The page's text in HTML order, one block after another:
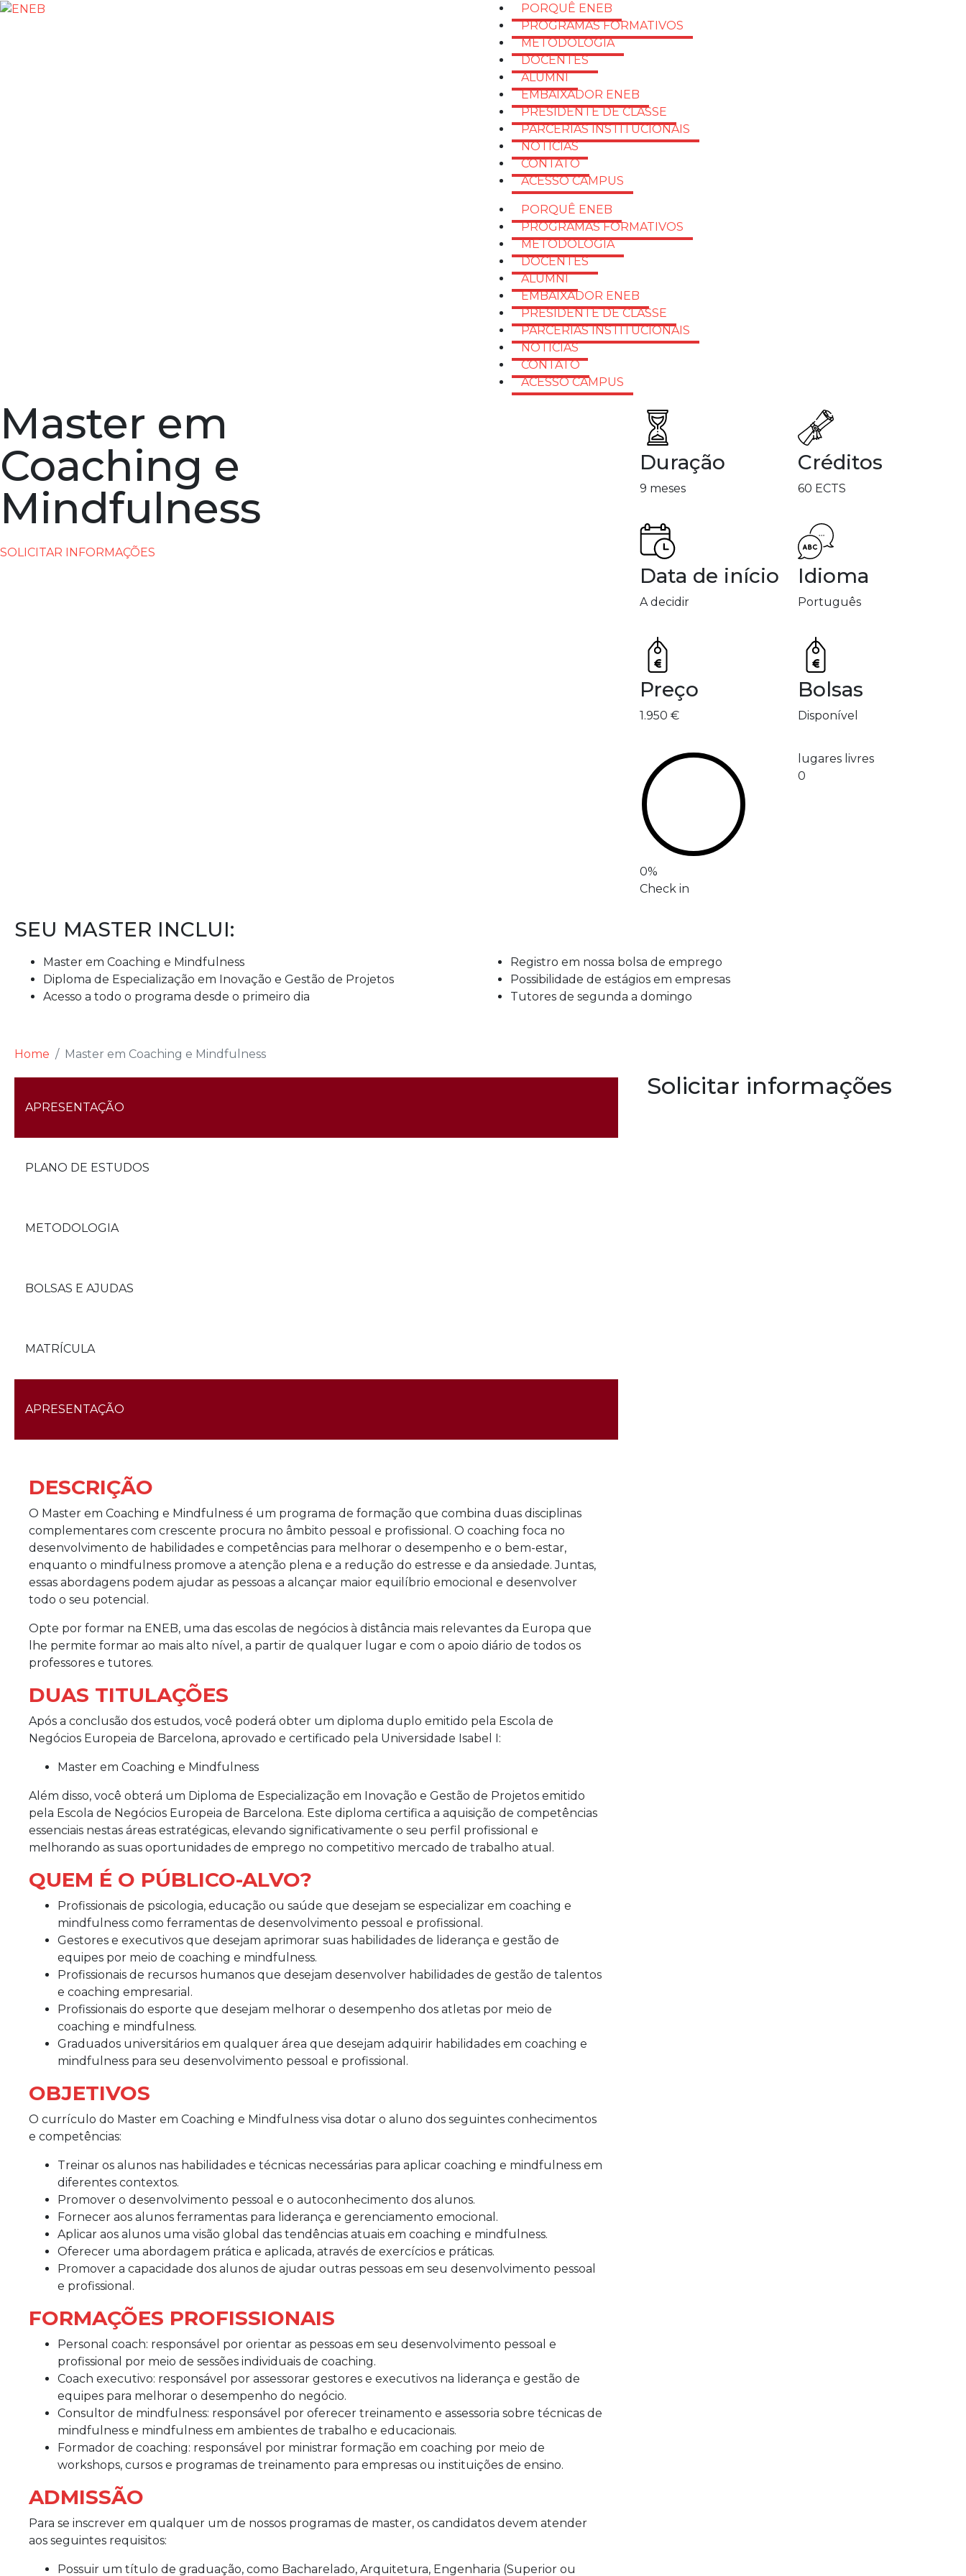
PORQUÊ ENEB
PROGRAMAS FORMATIVOS
METODOLOGIA
DOCENTES
ALUMNI
EMBAIXADOR ENEB
PRESIDENTE DE CLASSE
PARCERIAS INSTITUCIONAIS
NOTÍCIAS
CONTATO
ACESSO CAMPUS
PORQUÊ ENEB
PROGRAMAS FORMATIVOS
METODOLOGIA
DOCENTES
ALUMNI
EMBAIXADOR ENEB
PRESIDENTE DE CLASSE
PARCERIAS INSTITUCIONAIS
NOTÍCIAS
CONTATO
ACESSO CAMPUS
Master em
Coaching e
Mindfulness
SOLICITAR INFORMAÇÕES
Duração
9 meses
Créditos
60 ECTS
Data de início
A decidir
Idioma
Português
Preço
1.950 €
Bolsas
Disponível
0%
Check in
lugares livres
0
SEU MASTER INCLUI:
Master em Coaching e Mindfulness
Diploma de Especialização em Inovação e Gestão de Projetos
Acesso a todo o programa desde o primeiro dia
Registro em nossa bolsa de emprego
Possibilidade de estágios em empresas
Tutores de segunda a domingo
Home Master em Coaching e Mindfulness
APRESENTAÇÃO
PLANO DE ESTUDOS
METODOLOGIA
BOLSAS E AJUDAS
MATRÍCULA
APRESENTAÇÃO
DESCRIÇÃO
O Master em Coaching e Mindfulness é um programa de formação que combina duas disciplinas
complementares com crescente procura no âmbito pessoal e profissional. O coaching foca no
desenvolvimento de habilidades e competências para melhorar o desempenho e o bem-estar,
enquanto o mindfulness promove a atenção plena e a redução do estresse e da ansiedade. Juntas,
essas abordagens podem ajudar as pessoas a alcançar maior equilíbrio emocional e desenvolver
todo o seu potencial.
Opte por formar na ENEB, uma das escolas de negócios à distância mais relevantes da Europa que
lhe permite formar ao mais alto nível, a partir de qualquer lugar e com o apoio diário de todos os
professores e tutores.
DUAS TITULAÇÕES
Após a conclusão dos estudos, você poderá obter um diploma duplo emitido pela Escola de
Negócios Europeia de Barcelona, ​​​​aprovado e certificado pela Universidade Isabel I:
Master em Coaching e Mindfulness
Além disso, você obterá um Diploma de Especialização em Inovação e Gestão de Projetos emitido
pela Escola de Negócios Europeia de Barcelona. Este diploma certifica a aquisição de competências
essenciais nestas áreas estratégicas, elevando significativamente o seu perfil profissional e
melhorando as suas oportunidades de emprego no competitivo mercado de trabalho atual.
QUEM É O PÚBLICO-ALVO?
Profissionais de psicologia, educação ou saúde que desejam se especializar em coaching e
mindfulness como ferramentas de desenvolvimento pessoal e profissional.
Gestores e executivos que desejam aprimorar suas habilidades de liderança e gestão de
equipes por meio de coaching e mindfulness.
Profissionais de recursos humanos que desejam desenvolver habilidades de gestão de talentos
e coaching empresarial.
Profissionais do esporte que desejam melhorar o desempenho dos atletas por meio de
coaching e mindfulness.
Graduados universitários em qualquer área que desejam adquirir habilidades em coaching e
mindfulness para seu desenvolvimento pessoal e profissional.
OBJETIVOS
O currículo do Master em Coaching e Mindfulness visa dotar o aluno dos seguintes conhecimentos
e competências:
Treinar os alunos nas habilidades e técnicas necessárias para aplicar coaching e mindfulness em
diferentes contextos.
Promover o desenvolvimento pessoal e o autoconhecimento dos alunos.
Fornecer aos alunos ferramentas para liderança e gerenciamento emocional.
Aplicar aos alunos uma visão global das tendências atuais em coaching e mindfulness.
Oferecer uma abordagem prática e aplicada, através de exercícios e práticas.
Promover a capacidade dos alunos de ajudar outras pessoas em seu desenvolvimento pessoal
e profissional.
FORMAÇÕES PROFISSIONAIS
Personal coach: responsável por orientar as pessoas em seu desenvolvimento pessoal e
profissional por meio de sessões individuais de coaching.
Coach executivo: responsável por assessorar gestores e executivos na liderança e gestão de
equipes para melhorar o desempenho do negócio.
Consultor de mindfulness: responsável por oferecer treinamento e assessoria sobre técnicas de
mindfulness e mindfulness em ambientes de trabalho e educacionais.
Formador de coaching: responsável por ministrar formação em coaching por meio de
workshops, cursos e programas de treinamento para empresas ou instituições de ensino.
ADMISSÃO
Para se inscrever em qualquer um de nossos programas de master, os candidatos devem atender
aos seguintes requisitos:
Possuir um título de graduação, como Bacharelado, Arquitetura, Engenharia (Superior ou
Solicitar informações